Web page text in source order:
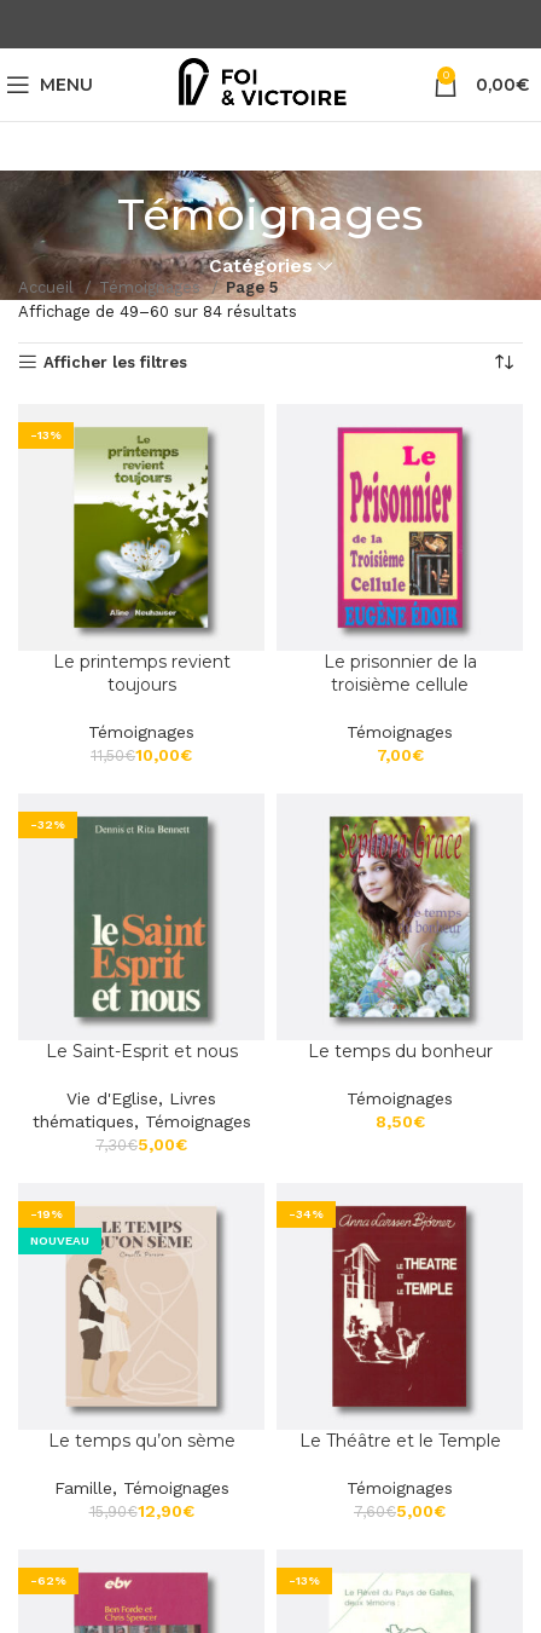
MENU 0 0,00€
Témoignages
Catégories
Accueil Témoignages
Page 5
Affichage de 49–60 sur 84 résultats
Afficher les filtres
-13%
Le printemps revient
toujours
Témoignages
11,50€10,00€
Le prisonnier de la
troisième cellule
Témoignages
€
-32%
Le Saint-Esprit et nous
Vie d'Eglise, Livres
thématiques, Témoignages
7,30€5,00€
Le temps du bonheur
Témoignages
€
-19%
NOUVEAU
Le temps qu’on sème
Famille, Témoignages
15,90€12,90€
-34%
Le Théâtre et le Temple
Témoignages
7,60€5,00€
-62% -13%